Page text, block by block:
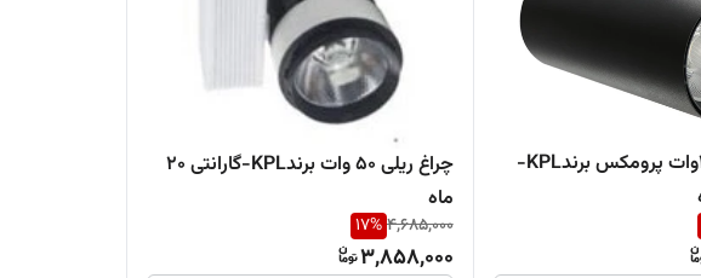
چراغ ریلی 30وات پرومکس برندKPL-
چراغ ریلی 50 وات برندKPL-گارانتی 20
ماه
4,685,000
17%
3,858,000